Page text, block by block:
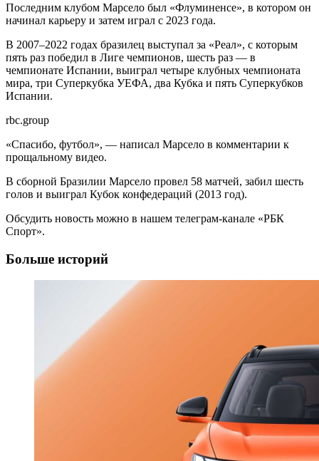
Последним клубом Марсело был «Флуминенсе», в котором он
начинал карьеру и затем играл с 2023 года.
В 2007–2022 годах бразилец выступал за «Реал», с которым
пять раз победил в Лиге чемпионов, шесть раз — в
чемпионате Испании, выиграл четыре клубных чемпионата
мира, три Суперкубка УЕФА, два Кубка и пять Суперкубков
Испании.
rbc.group
«Спасибо, футбол», — написал Марсело в комментарии к
прощальному видео.
В сборной Бразилии Марсело провел 58 матчей, забил шесть
голов и выиграл Кубок конфедераций (2013 год).
Обсудить новость можно в нашем телеграм-канале «РБК
Спорт».
Больше историй